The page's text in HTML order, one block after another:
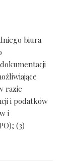
biura
razie
i podatków
i
(3)